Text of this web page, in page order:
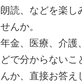
朗読、などを楽し
せんか。
年金、医療、介護
どで分からないこ
んか、直接お答え